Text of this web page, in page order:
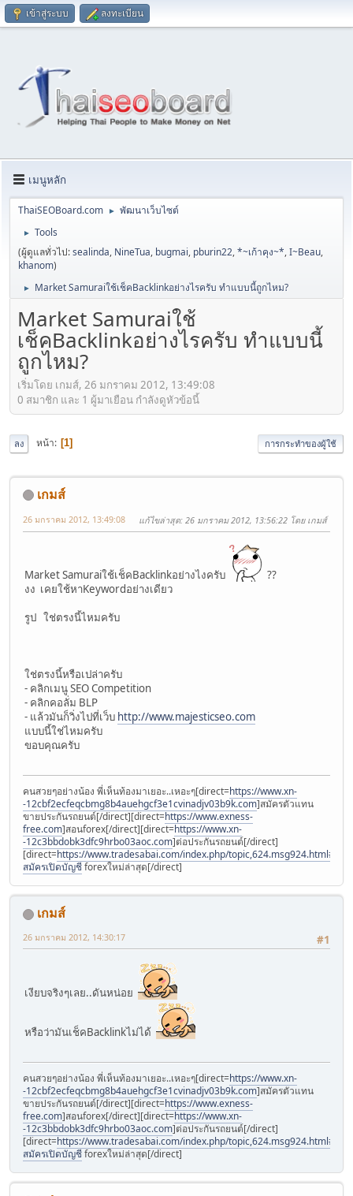
เข้าสู่ระบบ ลงทะเบียน
เมนูหลัก
ThaiSEOBoard.com ► พัฒนาเว็บไซต์
►
Tools
(ผู้ดูแลทั่วไป:sealinda, NineTua, bugmai, pburin22,*~เก้าคุง~*,I~Beau,
khanom)
► Market Samuraiใช้เช็คBacklinkอย่างไรครับ ทำแบบนี้ถูกไหม?
Market Samuraiใช้
เช็คBacklinkอย่างไรครับ ทำแบบนี้
ถูกไหม?
เริ่มโดย เกมส์, 26 มกราคม 2012, 13:49:08
0 สมาชิก และ 1 ผู้มาเยือน กำลังดูหัวข้อนี้
ลง หน้า 1 การกระทำของผู้ใช้
เกมส์
26 มกราคม 2012, 13:49:08 แก้ไขล่าสุด: 26 มกราคม 2012, 13:56:22 โดย เกมส์
Market Samuraiใช้เช็คBacklinkอย่างไงครับ
??
งง เคยใช้หาKeywordอย่างเดียว
รูป ใช่ตรงนี้ไหมครับ
ใช่ตรงนี้หรือเปล่าครับ
- คลิกเมนู SEO Competition
- คลิกคอลั่ม BLP
- แล้วมันก็วิ่งไปที่เว็บ http://www.majesticseo.com
แบบนี้ใช่ไหมครับ
ขอบคุณครับ
คนสวยๆอย่างน้อง พี่เห็นท้องมาเยอะ..เหอะๆ[direct=https://www.xn-
-12cbf2ecfeqcbmg8b4auehgcf3e1cvinadjv03b9k.com]สมัครตัวแทน
ขายประกันรถยนต์[/direct][direct=https://www.exness-
free.com]สอนforex[/direct][direct=https://www.xn-
-12c3bbdobk3dfc9hrbo03aoc.com]ต่อประกันรถยนต์[/direct]
[direct=https://www.tradesabai.com/index.php/
สมัครเปิดบัญชีforexใหม่ล่าสุด[/direct]
เกมส์
#1
26 มกราคม 2012, 14:30:17
เงียบจริงๆเลย..ดันหน่อย
หรือว่ามันเช็คBacklinkไม่ได้
คนสวยๆอย่างน้อง พี่เห็นท้องมาเยอะ..เหอะๆ[direct=https://www.xn-
-12cbf2ecfeqcbmg8b4auehgcf3e1cvinadjv03b9k.com]สมัครตัวแทน
ขายประกันรถยนต์[/direct][direct=https://www.exness-
free.com]สอนforex[/direct][direct=https://www.xn-
-12c3bbdobk3dfc9hrbo03aoc.com]ต่อประกันรถยนต์[/direct]
[direct=https://www.tradesabai.com/index.php/
สมัครเปิดบัญชีforexใหม่ล่าสุด[/direct]